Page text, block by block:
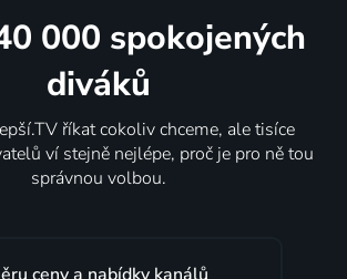
000 spokojených
diváků
říkat cokoliv chceme, ale tisíce
ví stejně nejlépe, proč je pro ně tou
správnou volbou.